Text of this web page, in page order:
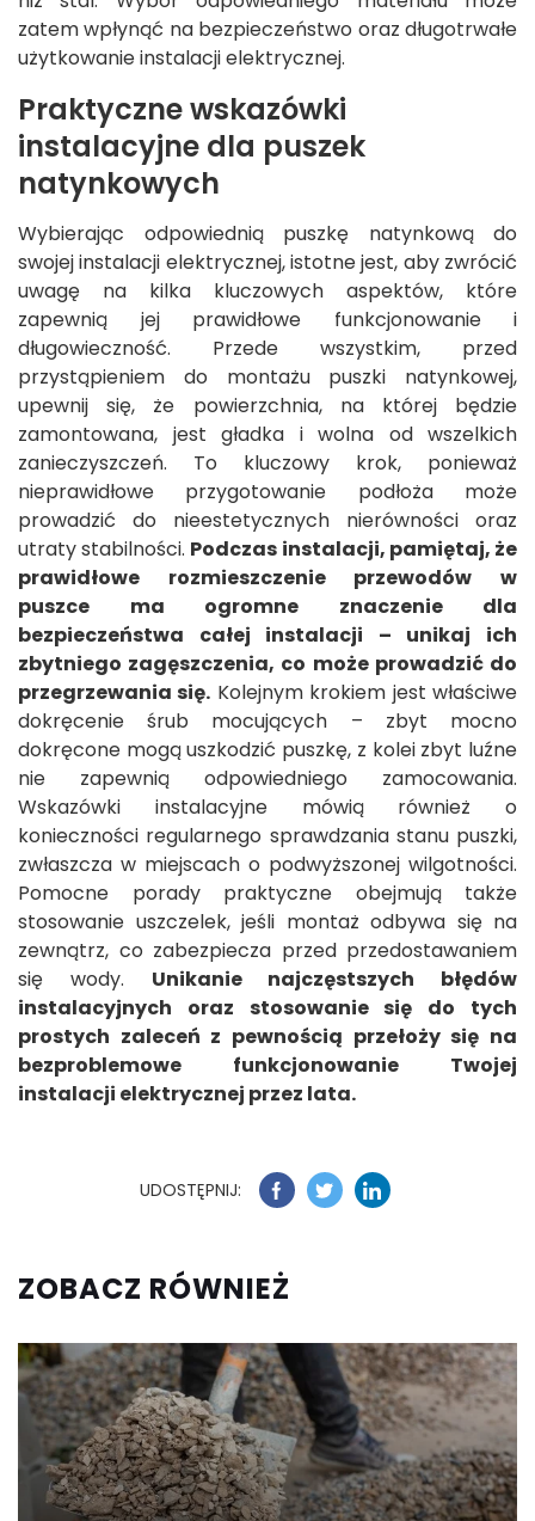
zatem wpłynąć na bezpieczeństwo oraz długotrwałe
użytkowanie instalacji elektrycznej.
Praktyczne wskazówki
instalacyjne dla puszek
natynkowych
Wybierając odpowiednią puszkę natynkową do
swojej instalacji elektrycznej, istotne jest, aby zwrócić
uwagę na kilka kluczowych aspektów, które
zapewnią jej prawidłowe funkcjonowanie i
długowieczność. Przede wszystkim, przed
przystąpieniem do montażu puszki natynkowej,
upewnij się, że powierzchnia, na której będzie
zamontowana, jest gładka i wolna od wszelkich
zanieczyszczeń. To kluczowy krok, ponieważ
nieprawidłowe przygotowanie podłoża może
prowadzić do nieestetycznych nierówności oraz
utraty stabilności. Podczas instalacji, pamiętaj, że
prawidłowe rozmieszczenie przewodów w
puszce ma ogromne znaczenie dla
bezpieczeństwa całej instalacji – unikaj ich
zbytniego zagęszczenia, co może prowadzić do
przegrzewania się. Kolejnym krokiem jest właściwe
dokręcenie śrub mocujących – zbyt mocno
dokręcone mogą uszkodzić puszkę, z kolei zbyt luźne
nie zapewnią odpowiedniego zamocowania.
Wskazówki instalacyjne mówią również o
konieczności regularnego sprawdzania stanu puszki,
zwłaszcza w miejscach o podwyższonej wilgotności.
Pomocne porady praktyczne obejmują także
stosowanie uszczelek, jeśli montaż odbywa się na
zewnątrz, co zabezpiecza przed przedostawaniem
się wody. Unikanie najczęstszych błędów
instalacyjnych oraz stosowanie się do tych
prostych zaleceń z pewnością przełoży się na
bezproblemowe funkcjonowanie Twojej
instalacji elektrycznej przez lata.
UDOSTĘPNIJ:
ZOBACZ RÓWNIEŻ